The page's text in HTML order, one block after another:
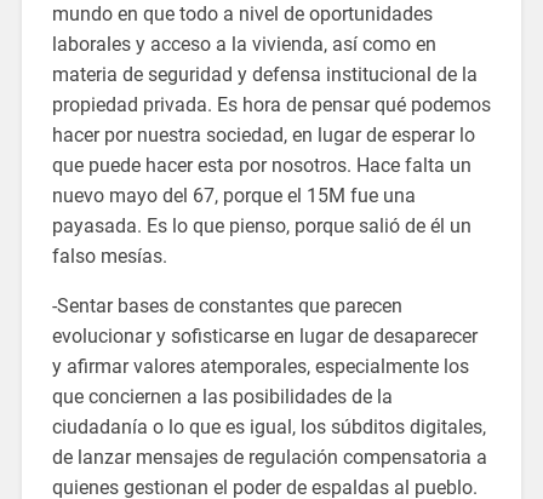
mundo en que todo a nivel de oportunidades
laborales y acceso a la vivienda, así como en
materia de seguridad y defensa institucional de la
propiedad privada. Es hora de pensar qué podemos
hacer por nuestra sociedad, en lugar de esperar lo
que puede hacer esta por nosotros. Hace falta un
nuevo mayo del 67, porque el 15M fue una
payasada. Es lo que pienso, porque salió de él un
falso mesías.
-Sentar bases de constantes que parecen
evolucionar y sofisticarse en lugar de desaparecer
y afirmar valores atemporales, especialmente los
que conciernen a las posibilidades de la
ciudadanía o lo que es igual, los súbditos digitales,
de lanzar mensajes de regulación compensatoria a
quienes gestionan el poder de espaldas al pueblo.